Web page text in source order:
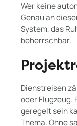
Wer keine
Genau an
System, das
beherrschbar.
Dienstreisen
oder
geregelt sein
Thema. Ohne